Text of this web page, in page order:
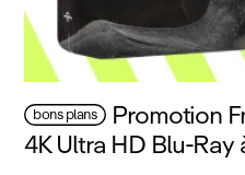
bons plans Promotion
4K Ultra HD